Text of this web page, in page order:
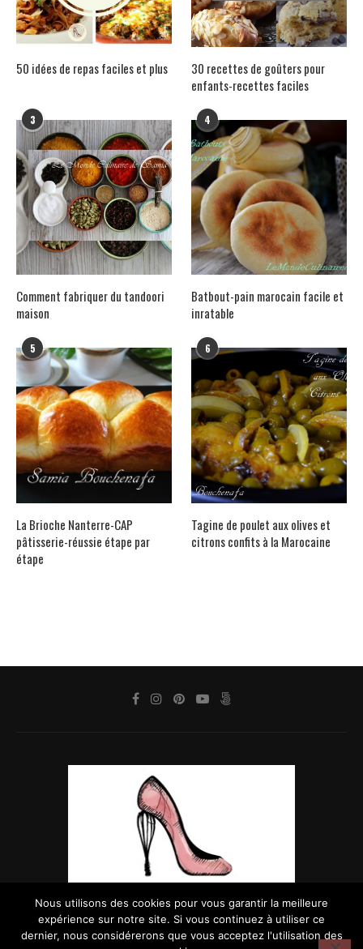
50 idées de repas faciles et plus
30 recettes de goûters pour
enfants-recettes faciles
3
Comment fabriquer du tandoori
maison
4
Batbout-pain marocain facile et
inratable
5
La Brioche Nanterre-CAP
pâtisserie-réussie étape par
étape
6
Tagine de poulet aux olives et
citrons confits à la Marocaine
Nous utilisons des cookies pour vous garantir la meilleure
expérience sur notre site. Si vous continuez à utiliser ce
dernier, nous considérerons que vous acceptez l'utilisation des